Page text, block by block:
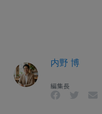
内野 博
編集長